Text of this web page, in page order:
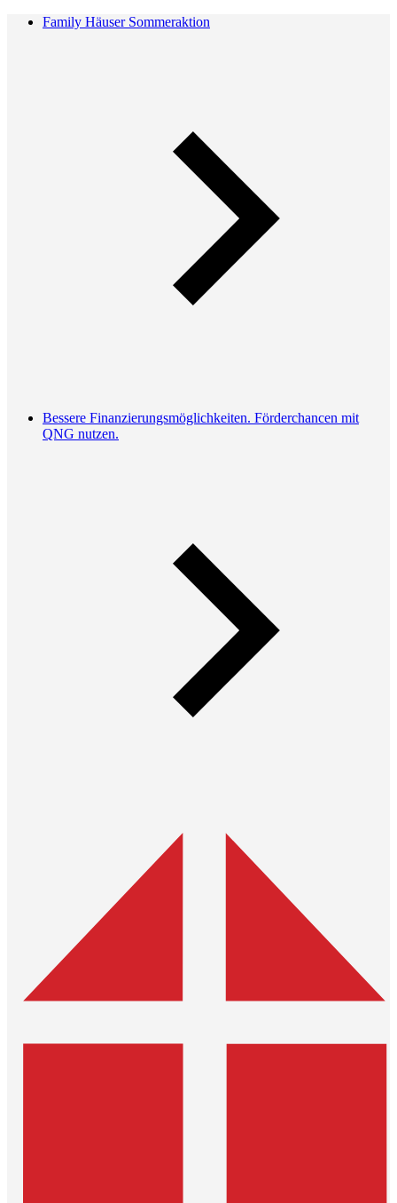
Family Häuser Sommeraktion
Bessere Finanzierungsmöglichkeiten. Förderchancen mit
QNG nutzen.